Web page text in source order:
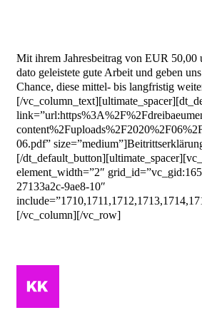
Mit ihrem Jahresbeitrag von EUR 50,00
dato geleistete gute Arbeit und geben
Chance, diese mittel- bis langfristig
[/
06.pdf”
[/
element_width=”2″
27133a2c-9ae8-10″
[/vc_column][/vc_row]